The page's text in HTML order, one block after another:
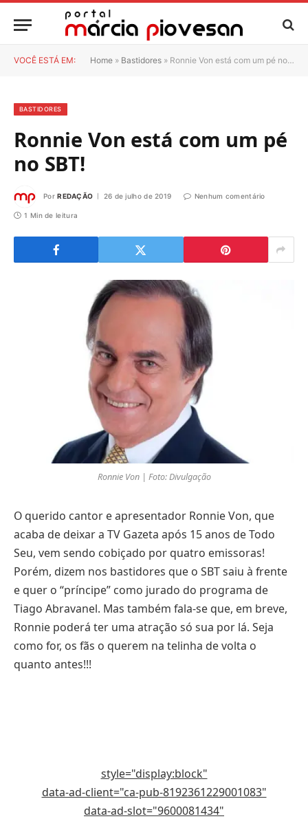
VOCÊ ESTÁ EM: Home » Bastidores » Ronnie Von está com um pé no SBT!
BASTIDORES
Ronnie Von está com um pé
no SBT!
Por REDAÇÃO 26 de julho de 2019 Nenhum comentário
1 Min de leitura
Ronnie Von | Foto: Divulgação
O querido cantor e apresentador Ronnie Von, que
acaba de deixar a TV Gazeta após 15 anos de Todo
Seu, vem sendo cobiçado por quatro emissoras!
Porém, dizem nos bastidores que o SBT saiu à frente
e quer o “príncipe” como jurado do programa de
Tiago Abravanel. Mas também fala-se que, em breve,
Ronnie poderá ter uma atração só sua por lá. Seja
como for, os fãs o querem na telinha de volta o
quanto antes!!!
style="display:block"
data-ad-client="ca-pub-8192361229001083"
data-ad-slot="9600081434"